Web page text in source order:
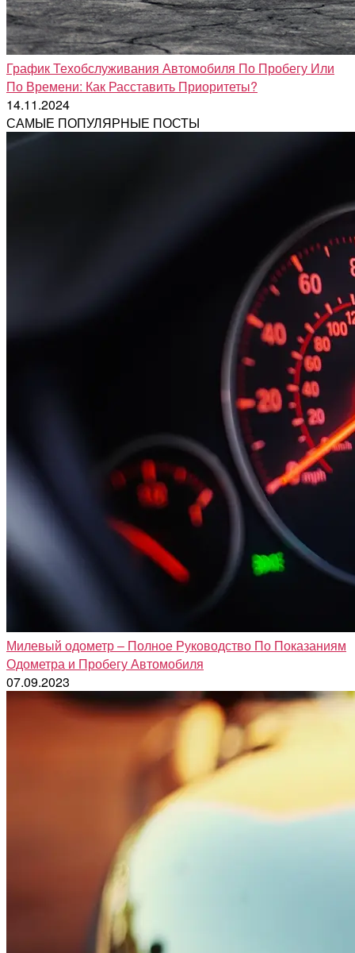
График Техобслуживания Автомобиля По Пробегу Или
По Времени: Как Расставить Приоритеты?
14.11.2024
САМЫЕ ПОПУЛЯРНЫЕ ПОСТЫ
Милевый одометр – Полное Руководство По Показаниям
Одометра и Пробегу Автомобиля
07.09.2023